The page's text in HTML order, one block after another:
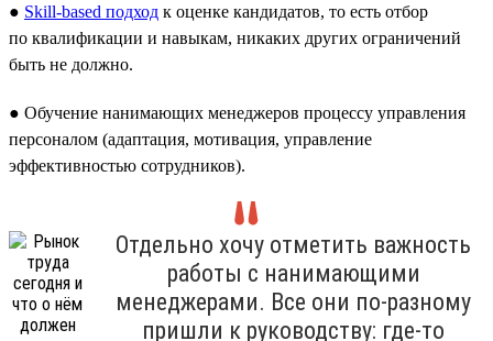
● Skill-based подход к оценке кандидатов, то есть отбор
по квалификации и навыкам, никаких других ограничений
быть не должно.
● Обучение нанимающих менеджеров процессу управления
персоналом (адаптация, мотивация, управление
эффективностью сотрудников).
Отдельно хочу отметить важность
работы с нанимающими
менеджерами. Все они по-разному
пришли к руководству: где-то